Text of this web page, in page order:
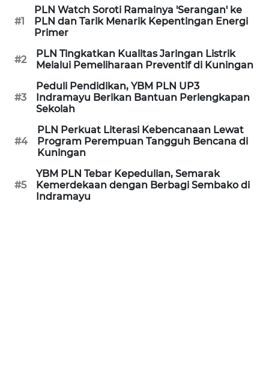
#1
PLN Watch Soroti Ramainya 'Serangan' ke
PLN dan Tarik Menarik Kepentingan Energi
Primer
#2
PLN Tingkatkan Kualitas Jaringan Listrik
Melalui Pemeliharaan Preventif di Kuningan
#3
Peduli Pendidikan, YBM PLN UP3
Indramayu Berikan Bantuan Perlengkapan
Sekolah
#4
PLN Perkuat Literasi Kebencanaan Lewat
Program Perempuan Tangguh Bencana di
Kuningan
#5
YBM PLN Tebar Kepedulian, Semarak
Kemerdekaan dengan Berbagi Sembako di
Indramayu
WN
SUBANG
WN
SUKABUMI
WN
PURWAKARTA
WN
PRIANGAN
WN